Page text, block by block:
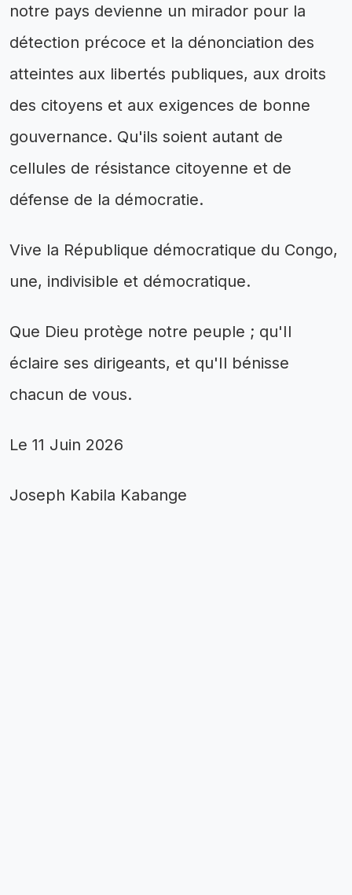
notre pays devienne un mirador pour la
détection précoce et la dénonciation des
atteintes aux libertés publiques, aux droits
des citoyens et aux exigences de bonne
gouvernance. Qu'ils soient autant de
cellules de résistance citoyenne et de
défense de la démocratie.
Vive la République démocratique du Congo,
une, indivisible et démocratique.
Que Dieu protège notre peuple ; qu'Il
éclaire ses dirigeants, et qu'Il bénisse
chacun de vous.
Le 11 Juin 2026
Joseph Kabila Kabange